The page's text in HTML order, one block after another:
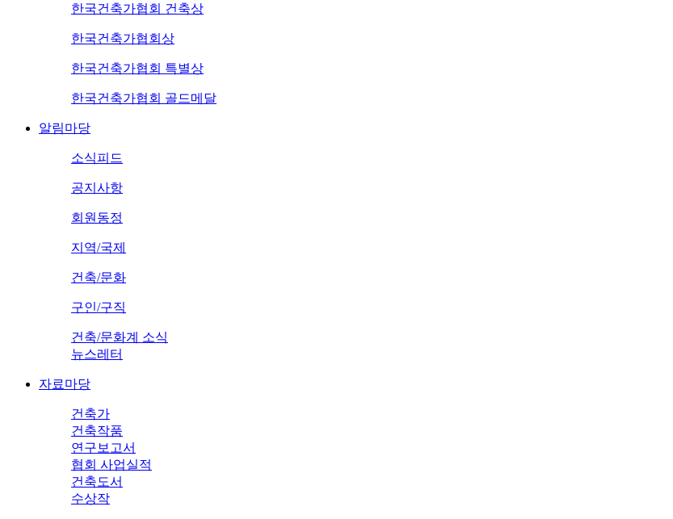
한국건축가협회 건축상
한국건축가협회상
한국건축가협회 특별상
한국건축가협회 골드메달
알림마당
소식피드
공지사항
회원동정
지역/국제
건축/문화
구인/구직
건축/문화계 소식
뉴스레터
자료마당
건축가
건축작품
연구보고서
협회 사업실적
건축도서
수상작